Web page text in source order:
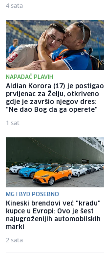
4 sata
NAPADAČ PLAVIH
Aldian Korora (17) je postigao
prvijenac za Želju, otkriveno
gdje je završio njegov dres:
"Ne dao Bog da ga operete"
1 sat
MG I BYD POSEBNO
Kineski brendovi već "kradu"
kupce u Evropi: Ovo je šest
najugroženijih automobilskih
marki
2 sata